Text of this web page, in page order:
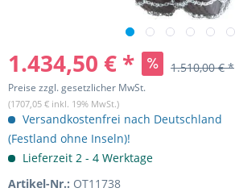
1.434,50 € * 1.510,00 € *
Preise zzgl. gesetzlicher MwSt.
(1707,05 € inkl. 19% MwSt.)
Versandkostenfrei nach Deutschland
(Festland ohne Inseln)!
Lieferzeit 2 - 4 Werktage
Artikel-Nr.: OT11738